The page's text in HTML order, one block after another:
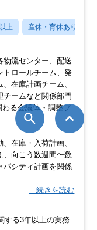
上 産休・育休あり
物流センター、配送
トロールチーム、発
在庫計画チーム、
チームなど関係部門
る会議体・調整プ
在庫・入荷計画、
、向こう数週間〜数
パシティ計画を関係
…続きを読む
する3年以上の実務